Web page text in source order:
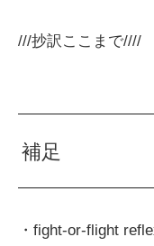
///抄訳ここまで////
補足
・fight-or-flight